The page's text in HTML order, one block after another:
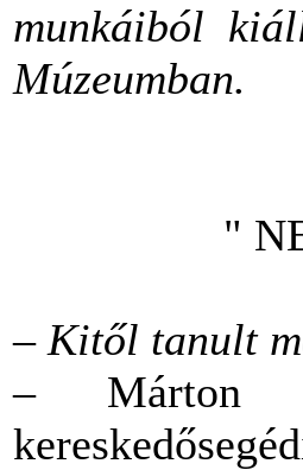
munkáiból
Múzeumban.
"
– Kitől tanult
– Márton